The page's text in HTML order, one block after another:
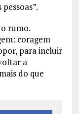
rumo.
coragem
para incluir
a
do que